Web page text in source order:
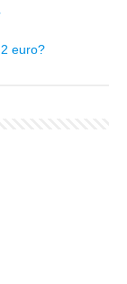
euro?